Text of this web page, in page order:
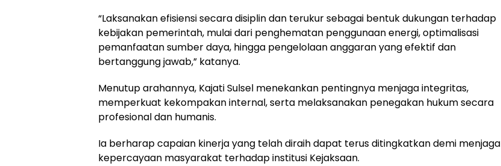
“Laksanakan efisiensi secara disiplin dan terukur sebagai bentuk dukungan terhadap
kebijakan pemerintah, mulai dari penghematan penggunaan energi, optimalisasi
pemanfaatan sumber daya, hingga pengelolaan anggaran yang efektif dan
bertanggung jawab,” katanya.
Menutup arahannya, Kajati Sulsel menekankan pentingnya menjaga integritas,
memperkuat kekompakan internal, serta melaksanakan penegakan hukum secara
profesional dan humanis.
Ia berharap capaian kinerja yang telah diraih dapat terus ditingkatkan demi menjaga
kepercayaan masyarakat terhadap institusi Kejaksaan.